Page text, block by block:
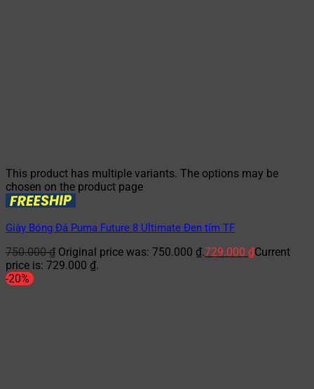
This product has multiple variants. The options may be
chosen on the product page
Giày Bóng Đá Puma Future 8 Ultimate Đen tím TF
750.000₫ Original price was: 750.000 ₫.729.000 ₫Current
price is: 729.000 ₫.
-20%